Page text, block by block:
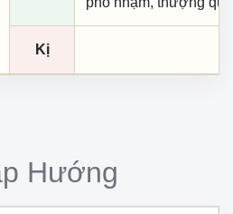
Kị
Hướng